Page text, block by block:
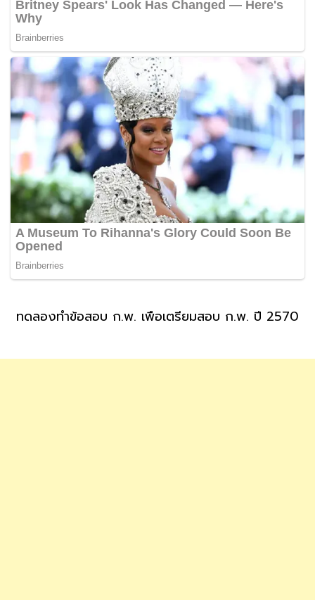
ทดลองทำข้อสอบ ก.พ. เพื่อเตรียมสอบ ก.พ. ปี 2570